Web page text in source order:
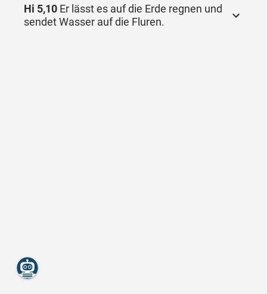
Hi 5,10 Er lässt es auf die Erde regnen und
sendet Wasser auf die Fluren.